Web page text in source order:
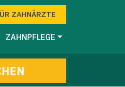
ZAHNÄRZTE
ZAHNPFLEGE